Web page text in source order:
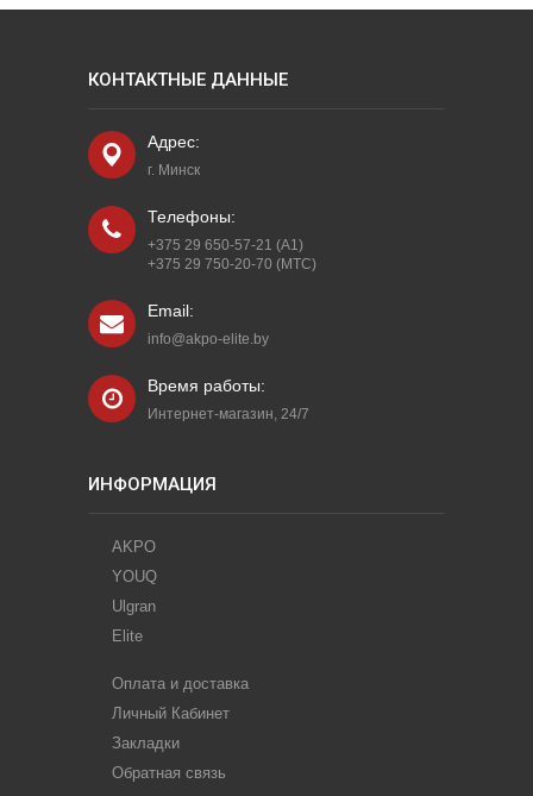
КОНТАКТНЫЕ ДАННЫЕ
Адрес:
г. Минск
Телефоны:
+375 29 650-57-21 (A1)
+375 29 750-20-70 (МТС)
Email:
info@akpo-elite.by
Время работы:
Интернет-магазин, 24/7
ИНФОРМАЦИЯ
AKPO
YOUQ
Ulgran
Elite
Оплата и доставка
Личный Кабинет
Закладки
Обратная связь